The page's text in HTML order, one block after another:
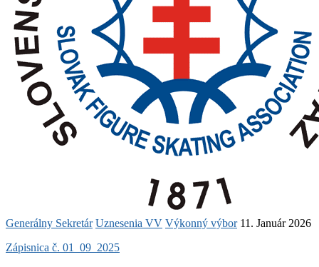
Generálny Sekretár Uznesenia VV Výkonný výbor 11. Január 2026
Zápisnica č. 01_09_2025